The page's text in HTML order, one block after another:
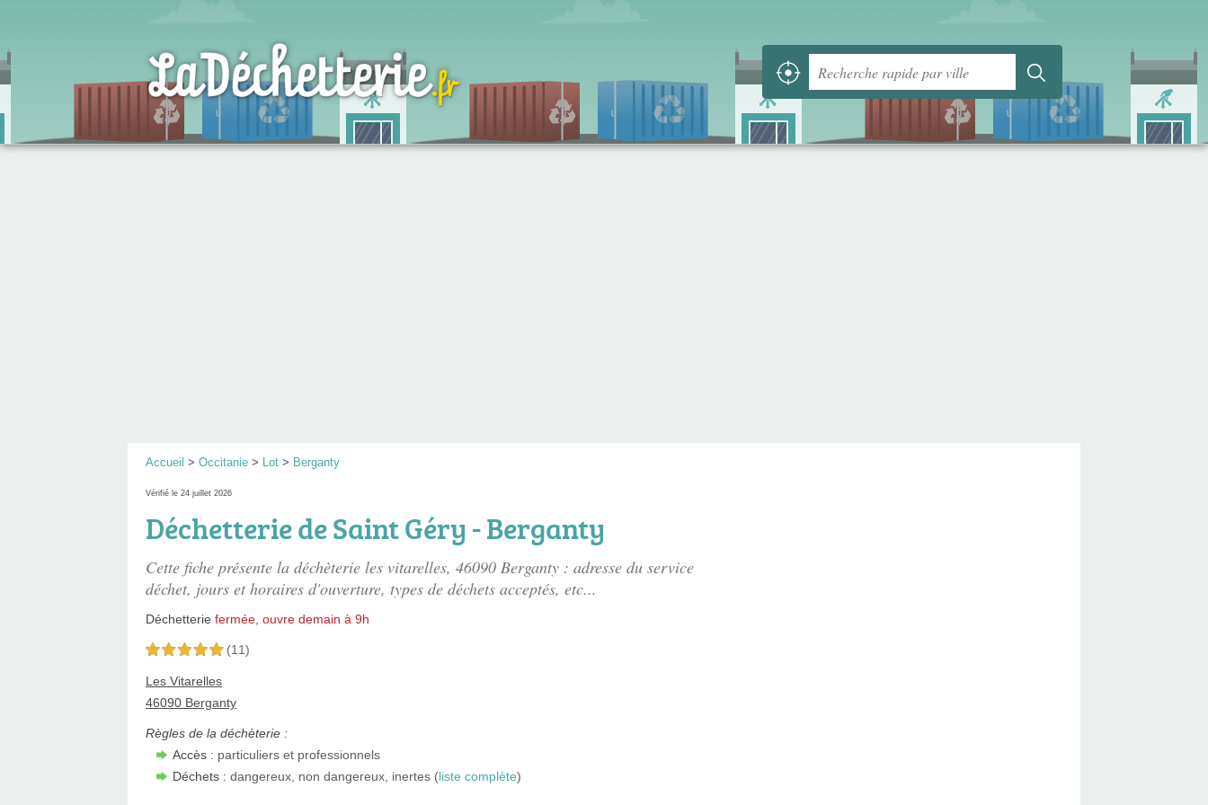
Accueil > Occitanie > Lot > Berganty
Vérifié le 24 juillet 2026
Déchetterie de Saint Géry - Berganty
Cette fiche présente la déchèterie les vitarelles, 46090 Berganty : adresse du service
déchet, jours et horaires d'ouverture, types de déchets acceptés, etc...
Déchetterie fermée, ouvre demain à 9h
5,0 étoiles sur 5 (11)
Les Vitarelles
46090 Berganty
Règles de la déchèterie :
Accès : particuliers et professionnels
Déchets : dangereux, non dangereux, inertes (liste complète)